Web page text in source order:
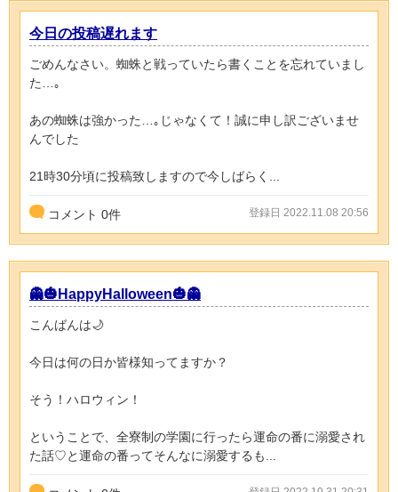
今日の投稿遅れます
ごめんなさい。蜘蛛と戦っていたら書くことを忘れていまし
た…｡
あの蜘蛛は強かった…｡じゃなくて！誠に申し訳ございませ
んでした
21時30分頃に投稿致しますので今しばらく...
コメント 0件 登録日 2022.11.08 20:56
👻🎃HappyHalloween🎃👻
こんばんは🌙
今日は何の日か皆様知ってますか？
そう！ハロウィン！
ということで、全寮制の学園に行ったら運命の番に溺愛され
た話♡と運命の番ってそんなに溺愛するも...